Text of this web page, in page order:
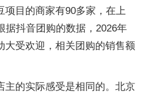
项目的商家有90多家，在上
据抖音团购的数据，2026年
大受欢迎，相关团购的销售额
主的实际感受是相同的。北京